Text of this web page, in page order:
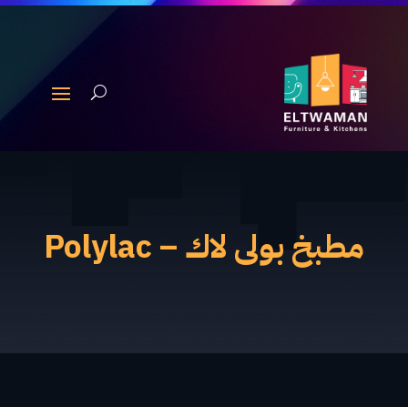
مطبخ بولى لاك – Polylac